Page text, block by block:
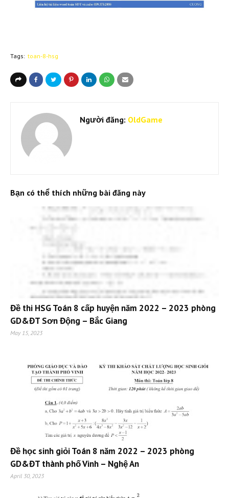
Tags: toan-8-hsg
Người đăng: OldGame
Bạn có thể thích những bài đăng này
Đề thi HSG Toán 8 cấp huyện năm 2022 – 2023 phòng
GD&ĐT Sơn Động – Bắc Giang
May 15, 2023
Đề học sinh giỏi Toán 8 năm 2022 – 2023 phòng
GD&ĐT thành phố Vinh – Nghệ An
April 30, 2023